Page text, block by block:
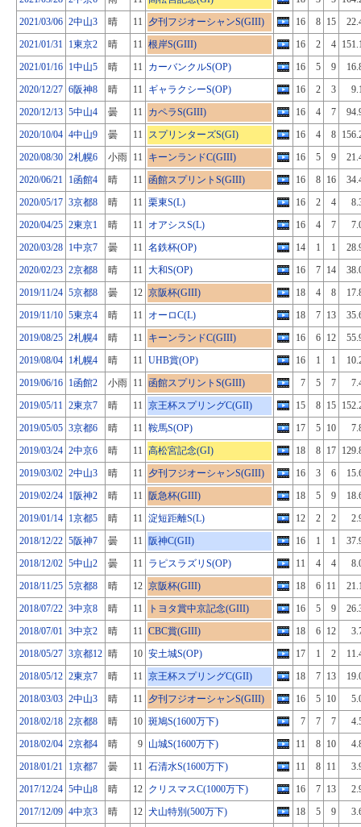
2021/03/06 2中山3 晴 11 夕刊フジオーシャンS(GIII) 16 8 15
2021/01/31 1東京2 晴 11 根岸S(GIII) 16 2 4
2021/01/16 1中山5 晴 11 カーバンクルS(OP) 16 5 9
2020/12/27 6阪神8 晴 11 ギャラクシーS(OP) 16 2 3
2020/12/13 5中山4 曇 11 カペラS(GIII) 16 4 7
2020/10/04 4中山9 曇 11 スプリンターズS(GI) 16 4 8
2020/08/30 2札幌6 小雨 11 キーンランドC(GIII) 16 5 9
2020/06/21 1函館4 晴 11 函館スプリントS(GIII) 16 8 16
2020/05/17 3京都8 晴 11 栗東S(L) 16 2 4
2020/04/25 2東京1 晴 11 オアシスS(L) 16 4 7
2020/03/28 1中京7 曇 11 名鉄杯(OP) 14 1 1
2020/02/23 2京都8 晴 11 大和S(OP) 16 7 14
2019/11/24 5京都8 曇 12 京阪杯(GIII) 18 4 8
2019/11/10 5東京4 晴 11 オーロC(L) 18 7 13
2019/08/25 2札幌4 晴 11 キーンランドC(GIII) 16 6 12
2019/08/04 1札幌4 晴 11 UHB賞(OP) 16 1 1
2019/06/16 1函館2 小雨 11 函館スプリントS(GIII) 7 5 7
2019/05/11 2東京7 晴 11 京王杯スプリングC(GII) 15 8 15
2019/05/05 3京都6 晴 11 鞍馬S(OP) 17 5 10
2019/03/24 2中京6 晴 11 高松宮記念(GI) 18 8 17
2019/03/02 2中山3 晴 11 夕刊フジオーシャンS(GIII) 16 3 6
2019/02/24 1阪神2 晴 11 阪急杯(GIII) 18 5 9
2019/01/14 1京都5 晴 11 淀短距離S(L) 12 2 2
2018/12/22 5阪神7 曇 11 阪神C(GII) 16 1 1
2018/12/02 5中山2 曇 11 ラピスラズリS(OP) 11 4 4
2018/11/25 5京都8 晴 12 京阪杯(GIII) 18 6 11
2018/07/22 3中京8 晴 11 トヨタ賞中京記念(GIII) 16 5 9
2018/07/01 3中京2 晴 11 CBC賞(GIII) 18 6 12
2018/05/27 3京都12 晴 10 安土城S(OP) 17 1 2
2018/05/12 2東京7 晴 11 京王杯スプリングC(GII) 18 7 13
2018/03/03 2中山3 晴 11 夕刊フジオーシャンS(GIII) 16 5 10
2018/02/18 2京都8 晴 10 斑鳩S(1600万下) 7 7 7
2018/02/04 2京都4 晴 9 山城S(1600万下) 11 8 10
2018/01/21 1京都7 曇 11 石清水S(1600万下) 11 8 11
2017/12/24 5中山8 晴 12 クリスマスC(1000万下) 16 7 13
2017/12/09 4中京3 晴 12 犬山特別(500万下) 18 5 9